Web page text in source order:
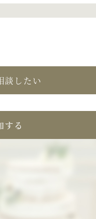
談したい
する